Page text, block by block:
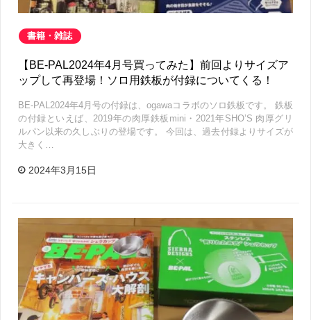
書籍・雑誌
【BE-PAL2024年4月号買ってみた】前回よりサイズア
ップして再登場！ソロ用鉄板が付録についてくる！
BE-PAL2024年4月号の付録は、ogawaコラボのソロ鉄板です。 鉄板
の付録といえば、2019年の肉厚鉄板mini・2021年SHO’S 肉厚グリ
ルパン以来の久しぶりの登場です。 今回は、過去付録よりサイズが
大きく…
2024年3月15日